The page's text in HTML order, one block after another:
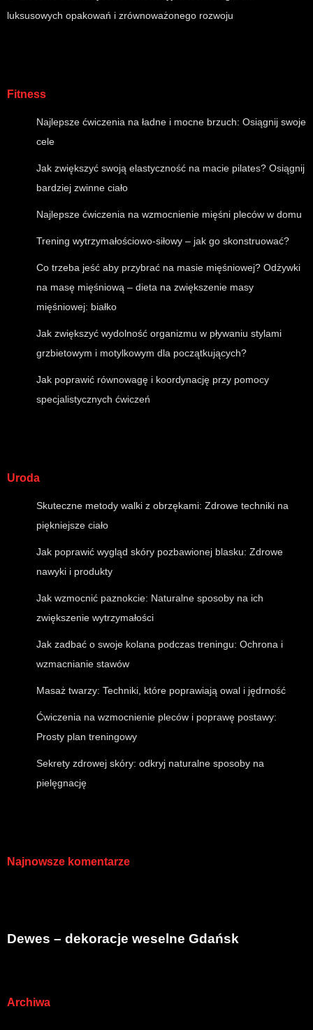
luksusowych opakowań i zrównoważonego rozwoju
Fitness
Najlepsze ćwiczenia na ładne i mocne brzuch: Osiągnij swoje
cele
Jak zwiększyć swoją elastyczność na macie pilates? Osiągnij
bardziej zwinne ciało
Najlepsze ćwiczenia na wzmocnienie mięśni pleców w domu
Trening wytrzymałościowo-siłowy – jak go skonstruować?
Co trzeba jeść aby przybrać na masie mięśniowej? Odżywki
na masę mięśniową – dieta na zwiększenie masy
mięśniowej: białko
Jak zwiększyć wydolność organizmu w pływaniu stylami
grzbietowym i motylkowym dla początkujących?
Jak poprawić równowagę i koordynację przy pomocy
specjalistycznych ćwiczeń
Uroda
Skuteczne metody walki z obrzękami: Zdrowe techniki na
piękniejsze ciało
Jak poprawić wygląd skóry pozbawionej blasku: Zdrowe
nawyki i produkty
Jak wzmocnić paznokcie: Naturalne sposoby na ich
zwiększenie wytrzymałości
Jak zadbać o swoje kolana podczas treningu: Ochrona i
wzmacnianie stawów
Masaż twarzy: Techniki, które poprawiają owal i jędrność
Ćwiczenia na wzmocnienie pleców i poprawę postawy:
Prosty plan treningowy
Sekrety zdrowej skóry: odkryj naturalne sposoby na
pielęgnację
Najnowsze komentarze
Dewes – dekoracje weselne Gdańsk
Archiwa